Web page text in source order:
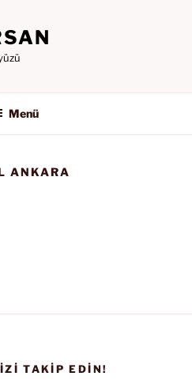
Menü
ANKARA
TAKIP EDIN!